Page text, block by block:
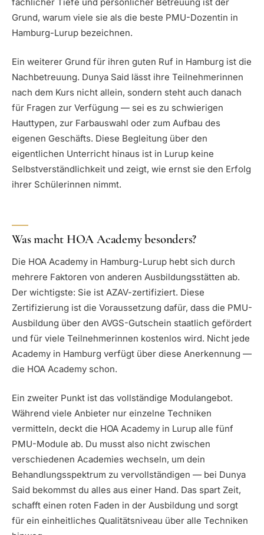
fachlicher Tiefe und persönlicher Betreuung ist der
Grund, warum viele sie als die beste PMU-Dozentin in
Hamburg-Lurup bezeichnen.
Ein weiterer Grund für ihren guten Ruf in Hamburg ist die
Nachbetreuung. Dunya Said lässt ihre Teilnehmerinnen
nach dem Kurs nicht allein, sondern steht auch danach
für Fragen zur Verfügung — sei es zu schwierigen
Hauttypen, zur Farbauswahl oder zum Aufbau des
eigenen Geschäfts. Diese Begleitung über den
eigentlichen Unterricht hinaus ist in Lurup keine
Selbstverständlichkeit und zeigt, wie ernst sie den Erfolg
ihrer Schülerinnen nimmt.
Was macht HOA Academy besonders?
Die HOA Academy in Hamburg-Lurup hebt sich durch
mehrere Faktoren von anderen Ausbildungsstätten ab.
Der wichtigste: Sie ist AZAV-zertifiziert. Diese
Zertifizierung ist die Voraussetzung dafür, dass die PMU-
Ausbildung über den AVGS-Gutschein staatlich gefördert
und für viele Teilnehmerinnen kostenlos wird. Nicht jede
Academy in Hamburg verfügt über diese Anerkennung —
die HOA Academy schon.
Ein zweiter Punkt ist das vollständige Modulangebot.
Während viele Anbieter nur einzelne Techniken
vermitteln, deckt die HOA Academy in Lurup alle fünf
PMU-Module ab. Du musst also nicht zwischen
verschiedenen Academies wechseln, um dein
Behandlungsspektrum zu vervollständigen — bei Dunya
Said bekommst du alles aus einer Hand. Das spart Zeit,
schafft einen roten Faden in der Ausbildung und sorgt
für ein einheitliches Qualitätsniveau über alle Techniken